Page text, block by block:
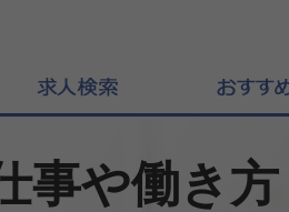
事や働き方